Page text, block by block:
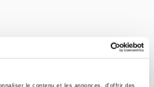
le contenu et les annonces, d'offrir des
sciences humaines et sociales, les
depuis leur création en 1976
et des idées